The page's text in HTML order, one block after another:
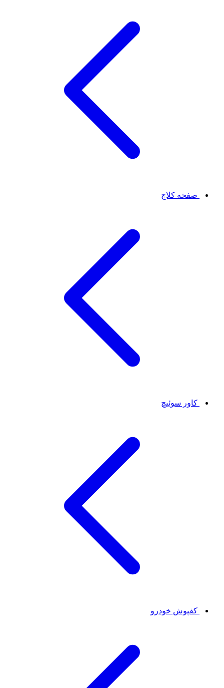
صفحه کلاچ
کاور سوئیچ
کفپوش خودرو